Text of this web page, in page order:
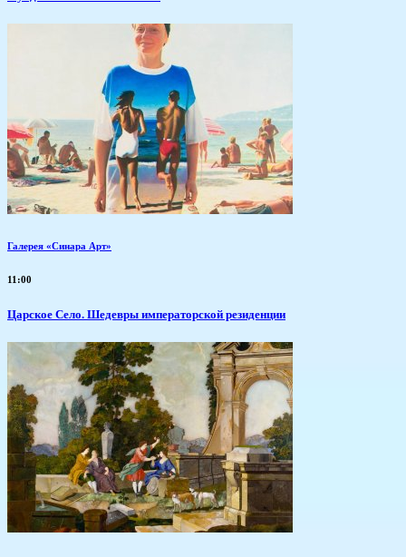
Галерея «Синара Арт»
11:00
Царское Село. Шедевры императорской резиденции